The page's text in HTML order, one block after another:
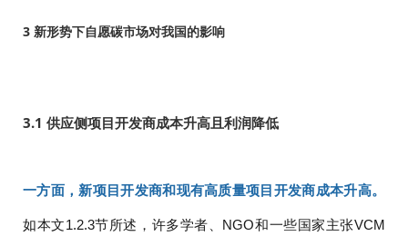
3 新形势下自愿碳市场对我国的影响
3.1 供应侧项目开发商成本升高且利润降低
一方面，新项目开发商和现有高质量项目开发商成本升高。
如本文1.2.3节所述，许多学者、NGO和一些国家主张VCM